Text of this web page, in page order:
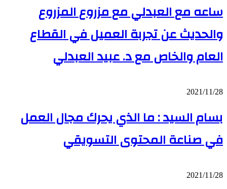
مع
عبيد
العبدلي
مع
المزروع
والحديث
عن
تجربة
القطاع
والخاص
مع
عبيد
العبدلي
ساعه مع العبدلي مع مزروع المزروع
والحديث عن تجربة العميل في القطاع
العام والخاص مع د. عبيد العبدلي
بسام
ما
يحرك
مجال
صناعة
2021/11/28
بسام السيد : ما الذي يحرك مجال العمل
في صناعة المحتوى التسويقي
اعلانات
2021/11/28